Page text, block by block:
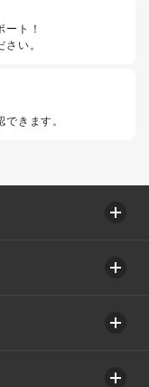
ート！
い。
きます。